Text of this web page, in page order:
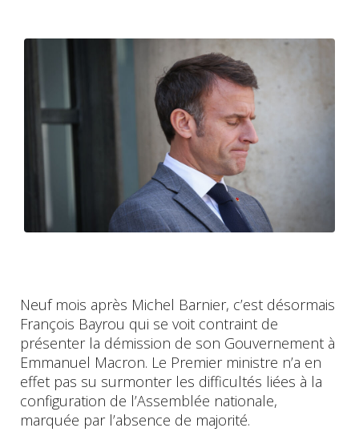
Neuf mois après Michel Barnier, c’est désormais
François Bayrou qui se voit contraint de
présenter la démission de son Gouvernement à
Emmanuel Macron. Le Premier ministre n’a en
effet pas su surmonter les difficultés liées à la
configuration de l’Assemblée nationale,
marquée par l’absence de majorité.